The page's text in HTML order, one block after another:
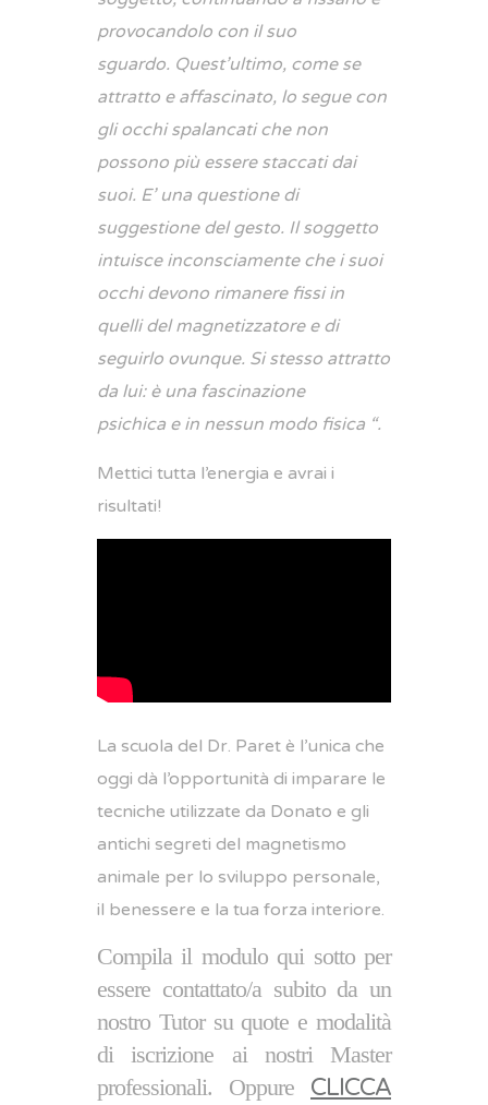
provocandolo con il suo
sguardo. Quest’ultimo, come se
attratto e affascinato, lo segue con
gli occhi spalancati che non
possono più essere staccati dai
suoi. E’ una questione di
suggestione del gesto. Il soggetto
intuisce inconsciamente che i suoi
occhi devono rimanere fissi in
quelli del magnetizzatore e di
seguirlo ovunque. Si stesso attratto
da lui: è una fascinazione
psichica e in nessun modo fisica “.
Mettici tutta l’energia e avrai i
risultati!
La scuola del Dr. Paret è l’unica che
oggi dà l’opportunità di imparare le
tecniche utilizzate da Donato e gli
antichi segreti del magnetismo
animale per lo sviluppo personale,
il benessere e la tua forza interiore.
Compila il modulo qui sotto per
essere contattato/a subito da un
nostro Tutor su quote e modalità
di iscrizione ai nostri Master
professionali. Oppure CLICCA